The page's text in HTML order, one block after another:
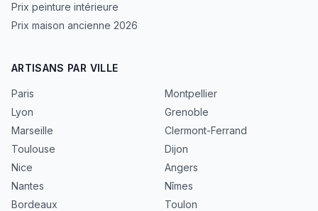
Prix peinture intérieure
Prix maison ancienne 2026
ARTISANS PAR VILLE
Paris
Lyon
Marseille
Toulouse
Nice
Nantes
Bordeaux
Montpellier
Grenoble
Clermont-Ferrand
Dijon
Angers
Nîmes
Toulon